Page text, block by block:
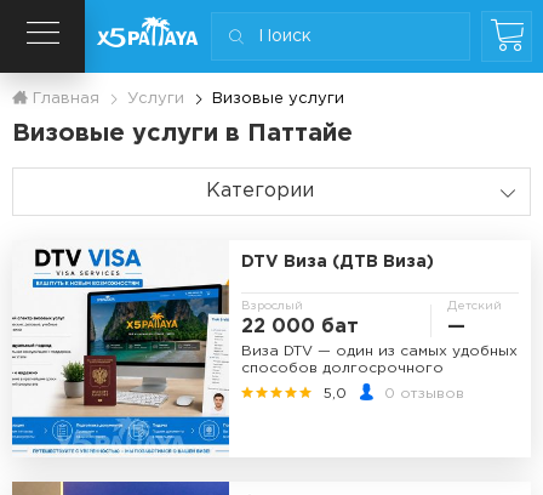
Главная Услуги Визовые услуги
Визовые услуги в Паттайе
Категории
DTV Виза (ДТВ Виза)
Взрослый
22 000 бат
Детский
—
Виза DTV — один из самых удобных
способов долгосрочного
проживания в Таиланде для
удаленных сотрудников,
5,0 0 отзывов